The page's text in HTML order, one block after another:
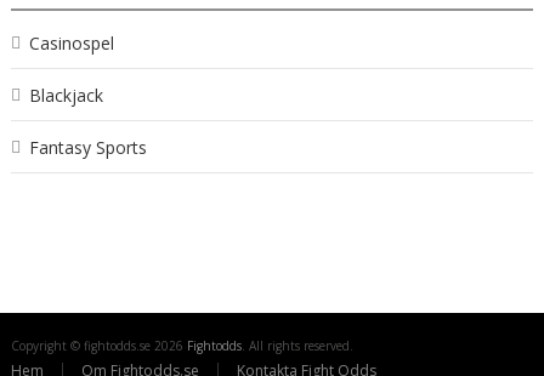
Casinospel
Blackjack
Fantasy Sports
Copyright © fightodds.se 2026 Fightodds. All rights reserved.
Hem Om Fightodds.se Kontakta Fight Odds